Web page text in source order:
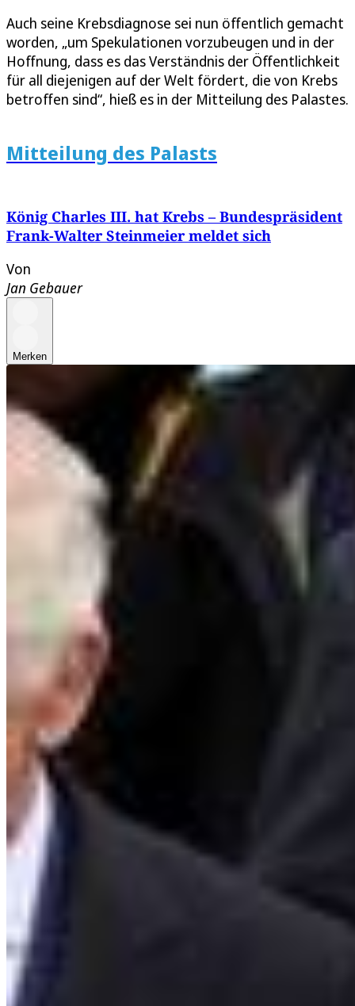
Auch seine Krebsdiagnose sei nun öffentlich gemacht
worden, „um Spekulationen vorzubeugen und in der
Hoffnung, dass es das Verständnis der Öffentlichkeit
für all diejenigen auf der Welt fördert, die von Krebs
betroffen sind“, hieß es in der Mitteilung des Palastes.
Mitteilung des Palasts
König Charles III. hat Krebs – Bundespräsident
Frank-Walter Steinmeier meldet sich
Von
Jan Gebauer
Merken